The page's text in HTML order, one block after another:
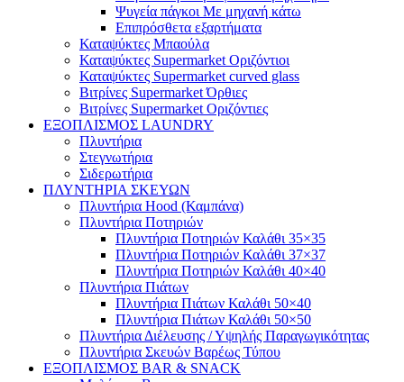
Ψυγεία πάγκοι Με μηχανή κάτω
Επιπρόσθετα εξαρτήματα
Καταψύκτες Μπαούλα
Καταψύκτες Supermarket Οριζόντιοι
Καταψύκτες Supermarket curved glass
Βιτρίνες Supermarket Όρθιες
Βιτρίνες Supermarket Οριζόντιες
ΕΞΟΠΛΙΣΜΟΣ LAUNDRY
Πλυντήρια
Στεγνωτήρια
Σιδερωτήρια
ΠΛΥΝΤΗΡΙΑ ΣΚΕΥΩΝ
Πλυντήρια Hood (Καμπάνα)
Πλυντήρια Ποτηριών
Πλυντήρια Ποτηριών Καλάθι 35×35
Πλυντήρια Ποτηριών Καλάθι 37×37
Πλυντήρια Ποτηριών Καλάθι 40×40
Πλυντήρια Πιάτων
Πλυντήρια Πιάτων Καλάθι 50×40
Πλυντήρια Πιάτων Καλάθι 50×50
Πλυντήρια Διέλευσης / Υψηλής Παραγωγικότητας
Πλυντήρια Σκευών Βαρέως Τύπου
ΕΞΟΠΛΙΣΜΟΣ BAR & SNACK